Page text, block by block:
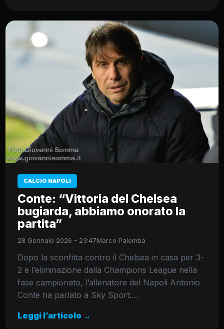
CALCIO NAPOLI
Conte: “Vittoria del Chelsea
bugiarda, abbiamo onorato la
partita”
28 Gennaio 2026 - 23:47Marco Palomba
Dopo la sconfitta contro il Chelsea in casa per 3-
2 e l’eliminazione dalla Champions League nella
fase campionato, l’allenatore del Napoli Antonio
Conte ha parlato a Sky Sport:…
Leggi l’articolo →